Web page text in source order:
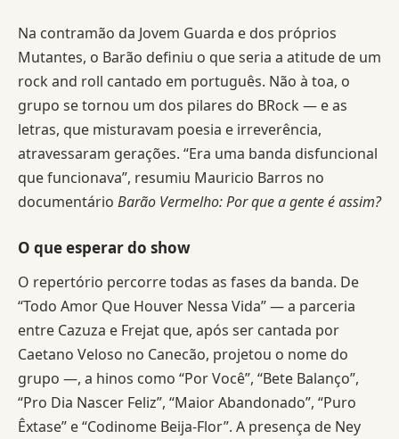
Na contramão da Jovem Guarda e dos próprios
Mutantes, o Barão definiu o que seria a atitude de um
rock and roll cantado em português. Não à toa, o
grupo se tornou um dos pilares do BRock — e as
letras, que misturavam poesia e irreverência,
atravessaram gerações. “Era uma banda disfuncional
que funcionava”, resumiu Mauricio Barros no
documentário Barão Vermelho: Por que a gente é assim?
O que esperar do show
O repertório percorre todas as fases da banda. De
“Todo Amor Que Houver Nessa Vida” — a parceria
entre Cazuza e Frejat que, após ser cantada por
Caetano Veloso no Canecão, projetou o nome do
grupo —, a hinos como “Por Você”, “Bete Balanço”,
“Pro Dia Nascer Feliz”, “Maior Abandonado”, “Puro
Êxtase” e “Codinome Beija-Flor”. A presença de Ney